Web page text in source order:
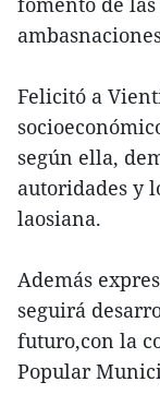
Felicitó a
según ella,
autoridades y
laosiana.
Además
seguirá
futuro,con la
Popular